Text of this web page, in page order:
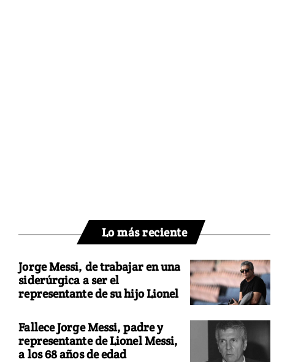
Lo más reciente
Jorge Messi, de trabajar en una
siderúrgica a ser el
representante de su hijo Lionel
Fallece Jorge Messi, padre y
representante de Lionel Messi,
a los 68 años de edad